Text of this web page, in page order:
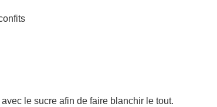
le sucre afin de faire blanchir le tout.